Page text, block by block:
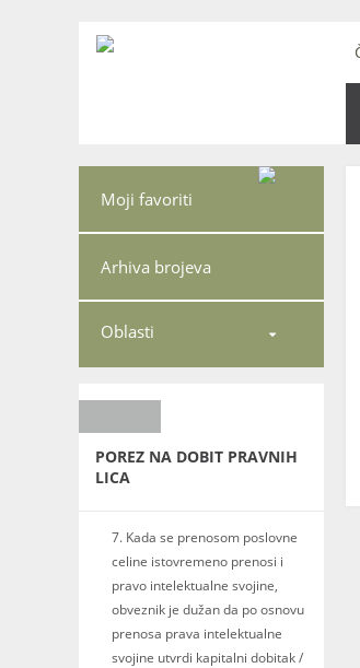
Moji favoriti
Arhiva brojeva
Oblasti 
POREZ NA DOBIT PRAVNIH
LICA
7. Kada se prenosom poslovne
celine istovremeno prenosi i
pravo intelektualne svojine,
obveznik je dužan da po osnovu
prenosa prava intelektualne
svojine utvrdi kapitalni dobitak /